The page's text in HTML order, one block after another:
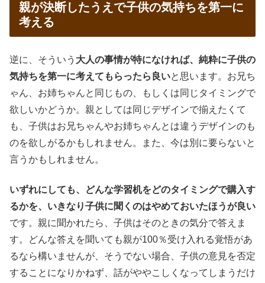
親が決断したうえで子供の気持ちを第一に
考える
逆に、そういう 大人の事情が特になければ、純粋に子供の
気持ちを第一に考えてもらったら良いと思います。お兄ち
ゃん、お姉ちゃんと同じもの、もしくは同じタイミングで
欲しいかどうか。親としては同じデザインで揃えたくて
も、子供はお兄ちゃんやお姉ちゃんとは違うデザインのも
のを欲しがるかもしれません。また、今は別に要らないと
言うかもしれません。
いずれにしても、どんな学習机をどのタイミングで購入す
るかを、いきなり子供に聞くのはやめておいたほうが良い
です。親に聞かれたら、子供はそのときの気分で答えま
す。どんな答えを聞いても親が100％受け入れる覚悟があ
るなら構いませんが、そうでない場合、子供の意見を否定
することになりかねず、話がややこしくなってしまうだけ